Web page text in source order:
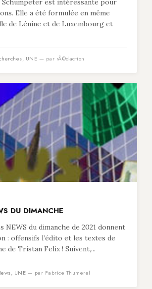
est intéressante pour
Elle a été formulée en même
de Lénine et de Luxembourg et
, UNE — par rÃ©daction
DU DIMANCHE
NEWS du dimanche de 2021 donnent
: offensifs l’édito et les textes de
de Tristan Felix ! Suivent,...
, UNE — par Fabrice Thumerel